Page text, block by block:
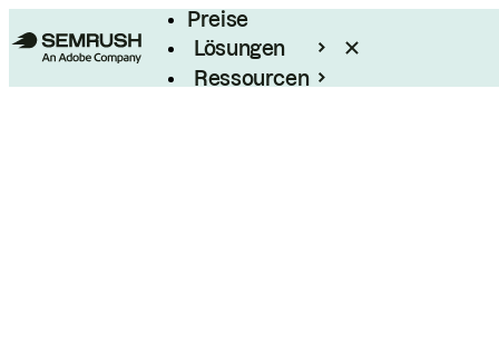
Preise
Lösungen
Ressourcen